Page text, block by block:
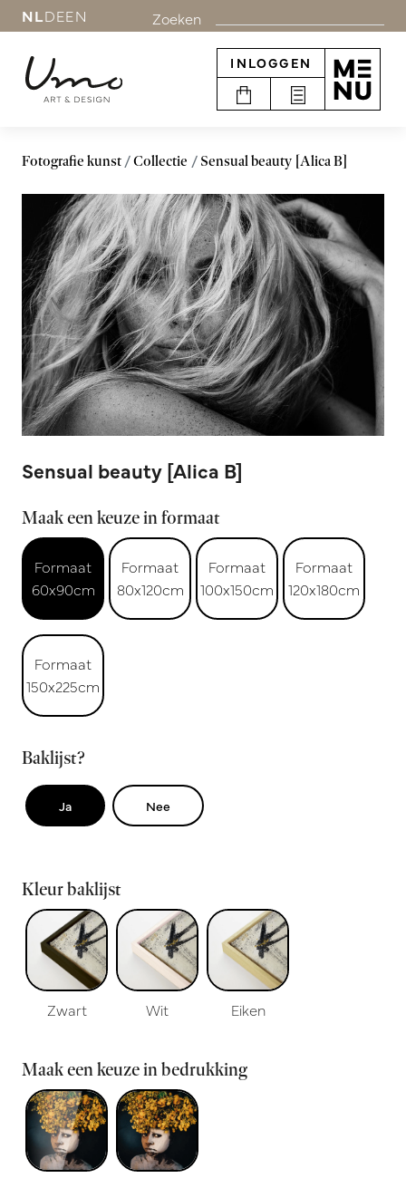
NLDEEN Zoeken
INLOGGEN
Fotografie kunst Collectie Sensual beauty [Alica B]
Sensual beauty [Alica B]
Maak een keuze in formaat
Formaat
60x90cm
Formaat
80x120cm
Formaat
100x150cm
Formaat
120x180cm
Formaat
150x225cm
Baklijst?
Ja Nee
Kleur baklijst
Zwart Wit Eiken
Maak een keuze in bedrukking